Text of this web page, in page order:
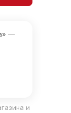
—
и